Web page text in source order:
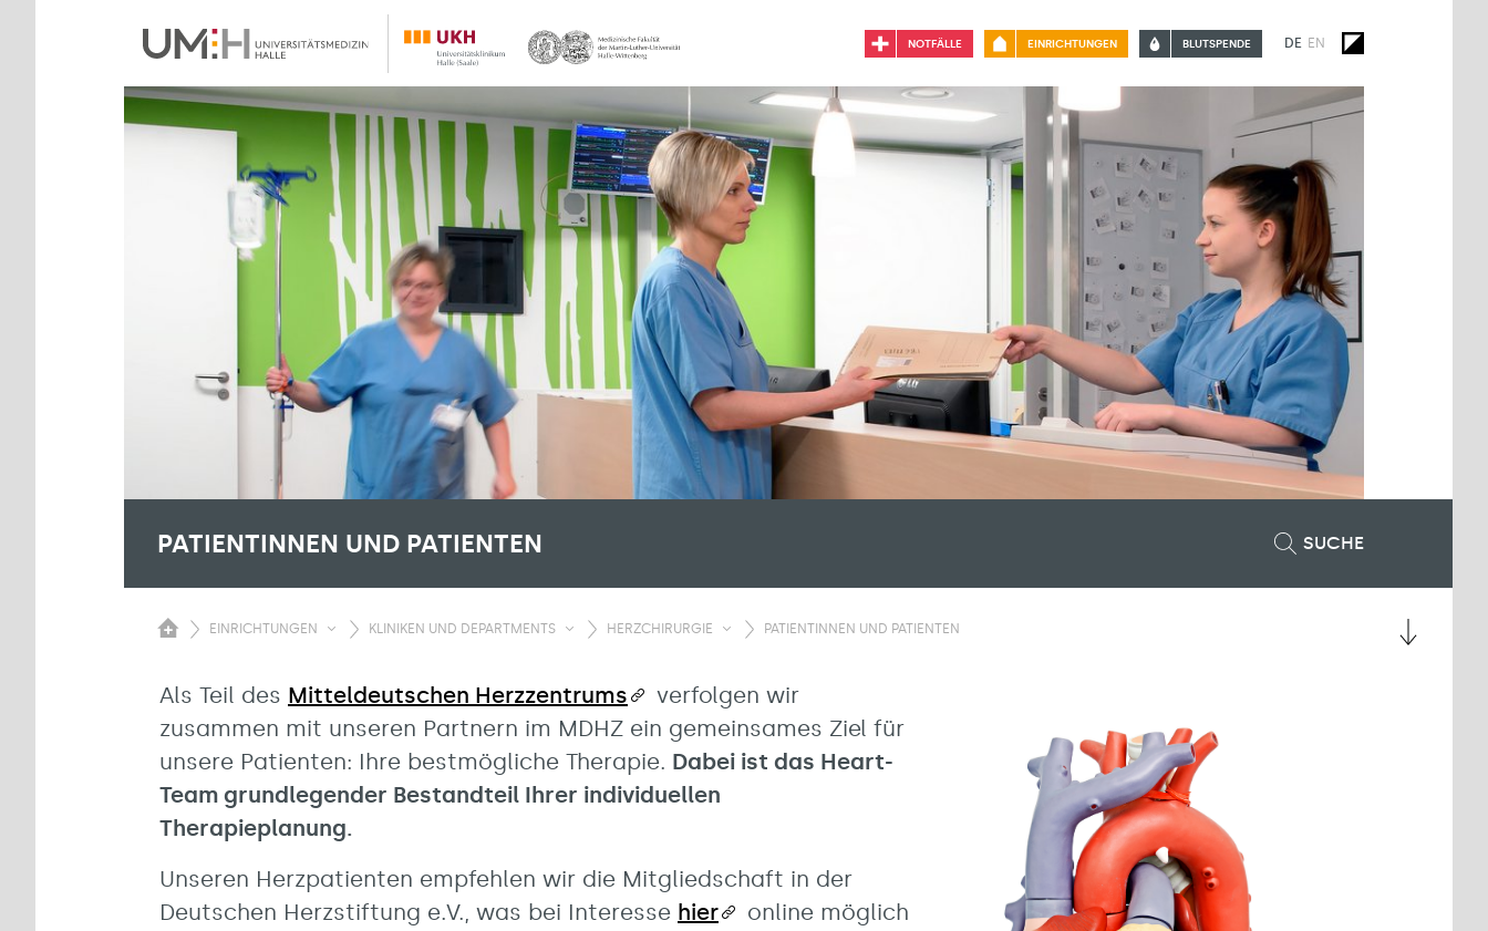
NOTFÄLLE EINRICHTUNGEN BLUTSPENDE DE EN
PATIENTINNEN UND PATIENTEN SUCHE
EINRICHTUNGEN KLINIKEN UND DEPARTMENTS HERZCHIRURGIE PATIENTINNEN UND PATIENTEN
Als Teil des Mitteldeutschen Herzzentrums
verfolgen wir
zusammen mit unseren Partnern im MDHZ ein gemeinsames Ziel für
unsere Patienten: Ihre bestmögliche Therapie. Dabei ist das Heart-
Team grundlegender Bestandteil Ihrer individuellen
Therapieplanung.
Unseren Herzpatienten empfehlen wir die Mitgliedschaft in der
Deutschen Herzstiftung e.V., was bei Interesse hier
online möglich